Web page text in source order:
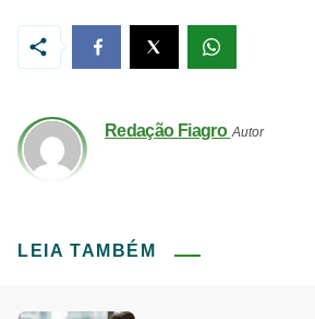
Redação Fiagro Autor
LEIA TAMBÉM